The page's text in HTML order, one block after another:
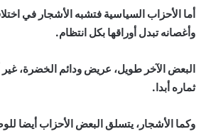
أما الأحزاب السياسية فتشبه الأشجار في
وأغصانه تبدل أوراقها بكل انتظام.
البعض الآخر طويل، عريض ودائم الخضرة، غير
ثماره أبدا.
وكما الأشجار، يتسلق البعض الأحزاب أيضا